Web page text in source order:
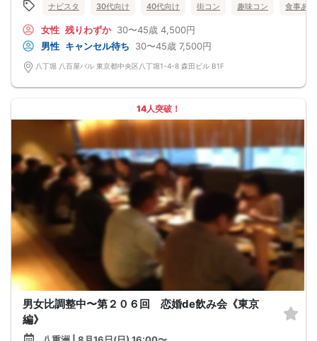
ナビスタ 30代向け 40代向け 街コン 趣味コン 食事あり
女性 残りわずか 30〜45歳 4,500円
男性 キャンセル待ち 30〜45歳 7,500円
八丁堀 八百屋バル 東京都中央区八丁堀1-4-8 森田ビル B1F
14人突破！
男女比調整中〜第２０６回 恋婚de飲み会《東京
編》